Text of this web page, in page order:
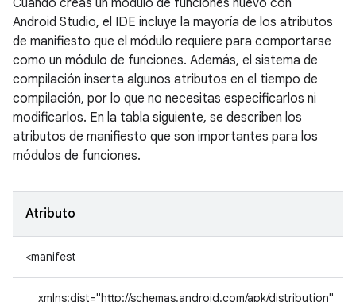
Cuando creas un módulo de funciones nuevo con
Android Studio, el IDE incluye la mayoría de los atributos
de manifiesto que el módulo requiere para comportarse
como un módulo de funciones. Además, el sistema de
compilación inserta algunos atributos en el tiempo de
compilación, por lo que no necesitas especificarlos ni
modificarlos. En la tabla siguiente, se describen los
atributos de manifiesto que son importantes para los
módulos de funciones.
Atributo
<manifest
xmlns:dist="http://schemas.android.com/apk/distribution"